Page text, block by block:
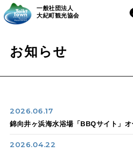
一般社団法人
大紀町観光協会
お知らせ
2026.06.17
錦向井ヶ浜海水浴場「BBQサイト」オ
2026.04.22